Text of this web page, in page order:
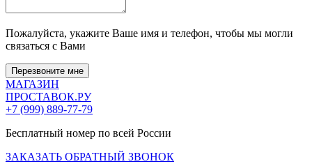
Пожалуйста, укажите Ваше имя и телефон, чтобы мы могли
связаться с Вами
Перезвоните мне
МАГАЗИН
ПРОСТАВОК.РУ
+7 (999) 889-77-79
Бесплатный номер по всей России
ЗАКАЗАТЬ ОБРАТНЫЙ ЗВОНОК